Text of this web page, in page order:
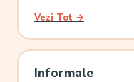
Vezi Tot →
Informale